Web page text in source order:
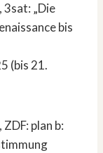
, 3sat: „Die
bis
(bis 21.
, ZDF: plan b: